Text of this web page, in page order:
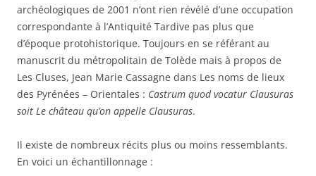
archéologiques de 2001 n’ont rien révélé d’une occupation
correspondante à l’Antiquité Tardive pas plus que
d’époque protohistorique. Toujours en se référant au
manuscrit du métropolitain de Tolède mais à propos de
Les Cluses, Jean Marie Cassagne dans Les noms de lieux
des Pyrénées – Orientales : Castrum quod vocatur Clausuras
soit Le château qu’on appelle Clausuras.
Il existe de nombreux récits plus ou moins ressemblants.
En voici un échantillonnage :